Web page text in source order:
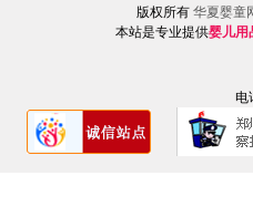
版权所有华夏婴童
本站是专业提供婴儿用
电